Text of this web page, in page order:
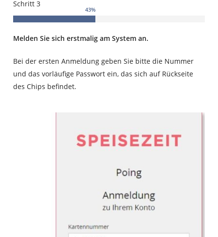
Schritt 3
43%
Melden Sie sich erstmalig am System an.
Bei der ersten Anmeldung geben Sie bitte die Nummer
und das vorläufige Passwort ein, das sich auf Rückseite
des Chips befindet.